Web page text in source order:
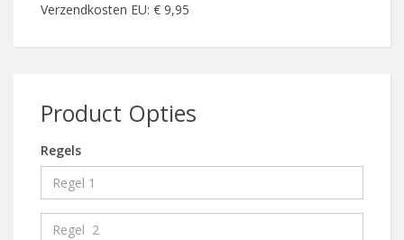
Verzendkosten EU: € 9,95
Product Opties
Regels